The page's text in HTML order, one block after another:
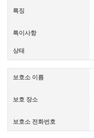
특징
특이사항
상태
보호소 이름
보호 장소
보호소 전화번호